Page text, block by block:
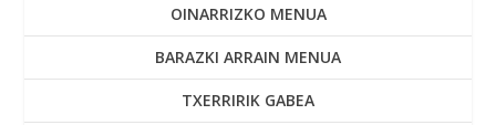
OINARRIZKO MENUA
BARAZKI ARRAIN MENUA
TXERRIRIK GABEA